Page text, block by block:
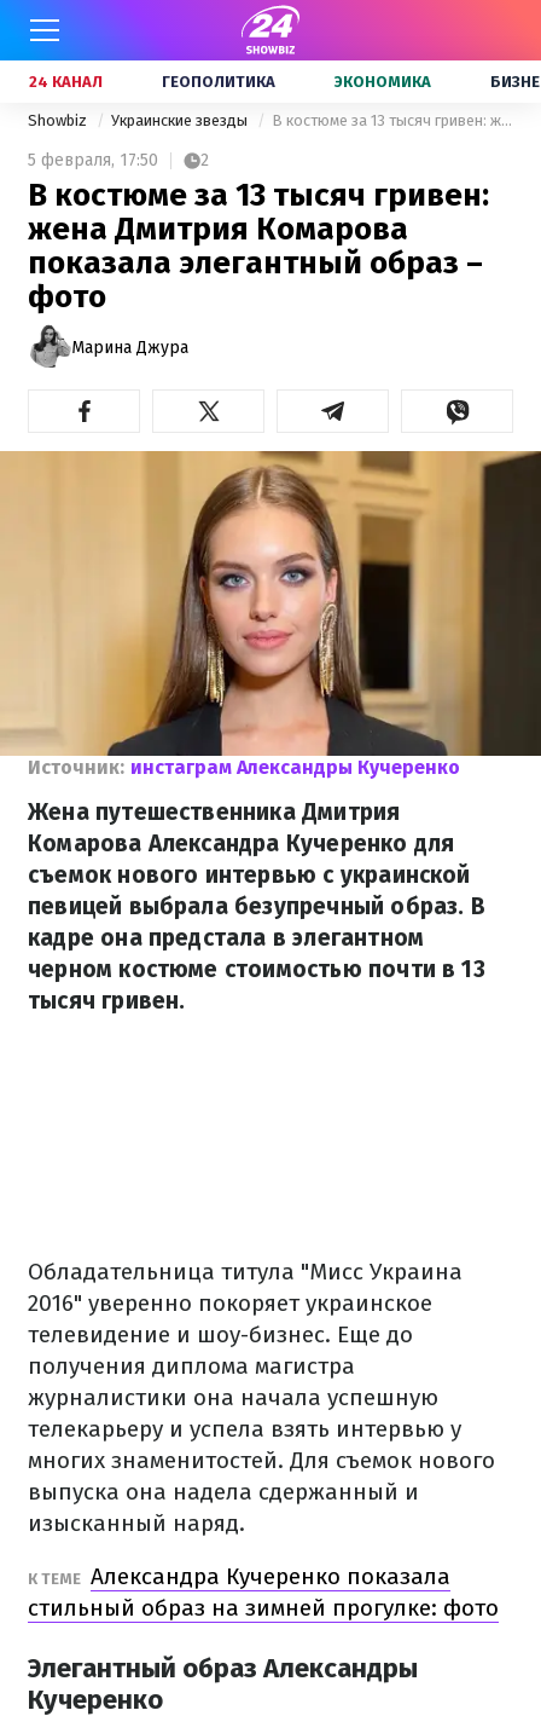
24 КАНАЛ ГЕОПОЛИТИКА ЭКОНОМИКА
Showbiz Украинские звезды В костюме за 13 тысяч гривен: жена Дмитрия Комарова показала элегантный образ – фото
5 февраля, 17:50 2
В костюме за 13 тысяч гривен:
жена Дмитрия Комарова
показала элегантный образ –
фото
Марина Джура
Источник: инстаграм Александры Кучеренко
Жена путешественника Дмитрия
Комарова Александра Кучеренко для
съемок нового интервью с украинской
певицей выбрала безупречный образ. В
кадре она предстала в элегантном
черном костюме стоимостью почти в 13
тысяч гривен.
Обладательница титула "Мисс Украина
2016" уверенно покоряет украинское
телевидение и шоу-бизнес. Еще до
получения диплома магистра
журналистики она начала успешную
телекарьеру и успела взять интервью у
многих знаменитостей. Для съемок нового
выпуска она надела сдержанный и
изысканный наряд.
К ТЕМЕ Александра Кучеренко показала
стильный образ на зимней прогулке: фото
Элегантный образ Александры
Кучеренко